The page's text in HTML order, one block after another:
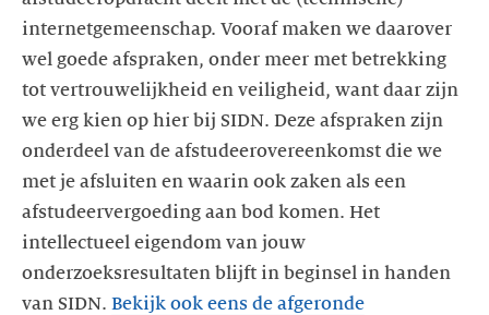
internetgemeenschap. Vooraf maken we daarover
wel goede afspraken, onder meer met betrekking
tot vertrouwelijkheid en veiligheid, want daar zijn
we erg kien op hier bij SIDN. Deze afspraken zijn
onderdeel van de afstudeerovereenkomst die we
met je afsluiten en waarin ook zaken als een
afstudeervergoeding aan bod komen. Het
intellectueel eigendom van jouw
onderzoeksresultaten blijft in beginsel in handen
van SIDN. Bekijk ook eens de afgeronde